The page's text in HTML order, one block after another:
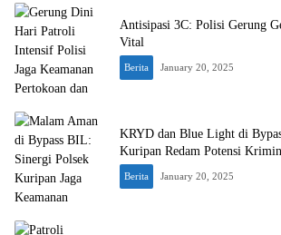
Antisipasi 3C: Polisi Gerung
Vital
Berita January 20, 2025
KRYD dan Blue Light di
Kuripan Redam Potensi
Berita January 20, 2025